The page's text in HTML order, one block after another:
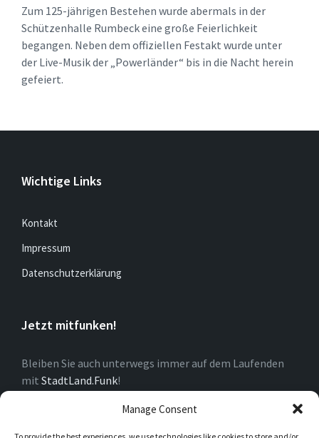
Manage Consent
Zum 125-jährigen Bestehen wurde abermals in der
Schützenhalle Rumbeck eine große Feierlichkeit
begangen. Neben dem offiziellen Festakt wurde unter
der Live-Musik der „Powerländer“ bis in die Nacht herein
gefeiert.
Wichtige Links
Kontakt
Impressum
Datenschutzerklärung
Jetzt mitfunken!
Bleiben Sie auch unterwegs immer auf dem Laufenden
mit StadtLand.Funk!